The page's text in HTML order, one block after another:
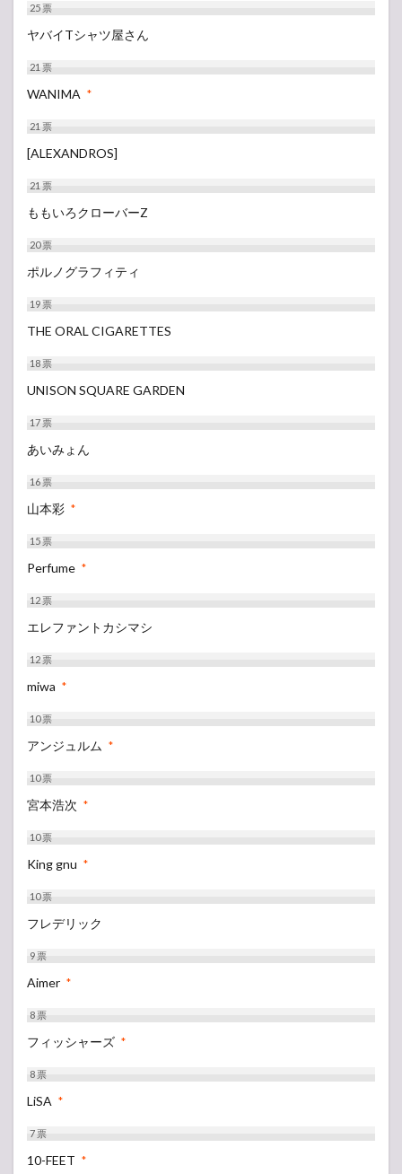
25票
ヤバイTシャツ屋さん
21票
WANIMA *
21票
[ALEXANDROS]
21票
ももいろクローバーZ
20票
ポルノグラフィティ
19票
THE ORAL CIGARETTES
18票
UNISON SQUARE GARDEN
17票
あいみょん
16票
山本彩 *
15票
Perfume *
12票
エレファントカシマシ
12票
miwa *
10票
アンジュルム *
10票
宮本浩次 *
10票
King gnu *
10票
フレデリック
9票
Aimer *
8票
フィッシャーズ *
8票
LiSA *
7票
10-FEET *